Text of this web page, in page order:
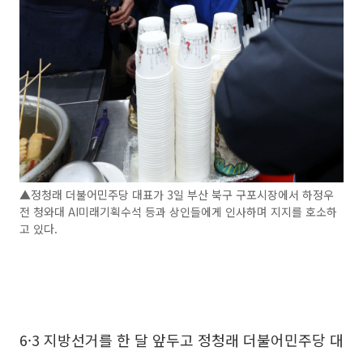
▲정청래 더불어민주당 대표가 3일 부산 북구 구포시장에서 하정우
전 청와대 AI미래기획수석 등과 상인들에게 인사하며 지지를 호소하
고 있다.
6·3 지방선거를 한 달 앞두고 정청래 더불어민주당 대